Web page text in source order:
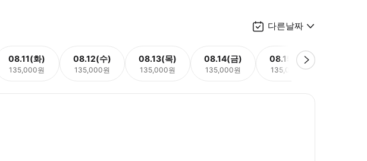
다른날짜
08.11(화)
135,000원
08.12(수)
135,000원
08.13(목)
135,000원
08.14(금)
135,000원
08.15(토)
135,000원